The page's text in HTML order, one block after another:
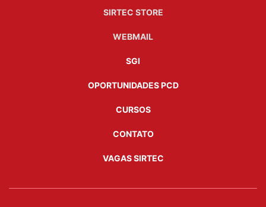
SIRTEC STORE
WEBMAIL
SGI
OPORTUNIDADES PCD
CURSOS
CONTATO
VAGAS SIRTEC